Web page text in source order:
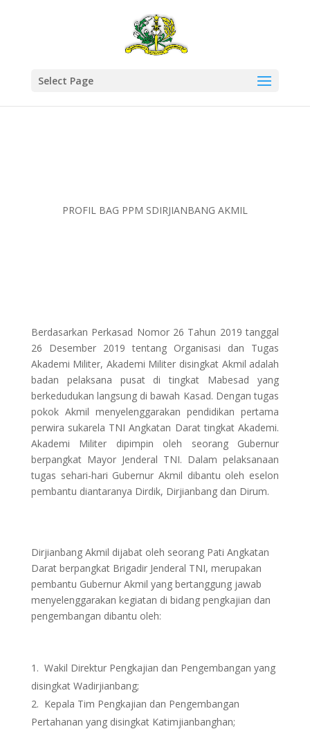
Select Page
PROFIL BAG PPM SDIRJIANBANG AKMIL
Berdasarkan Perkasad Nomor 26 Tahun 2019 tanggal
26 Desember 2019 tentang Organisasi dan Tugas
Akademi Militer, Akademi Militer disingkat Akmil adalah
badan pelaksana pusat di tingkat Mabesad yang
berkedudukan langsung di bawah Kasad. Dengan tugas
pokok Akmil menyelenggarakan pendidikan pertama
perwira sukarela TNI Angkatan Darat tingkat Akademi.
Akademi Militer dipimpin oleh seorang Gubernur
berpangkat Mayor Jenderal TNI. Dalam pelaksanaan
tugas sehari-hari Gubernur Akmil dibantu oleh eselon
pembantu diantaranya Dirdik, Dirjianbang dan Dirum.
Dirjianbang Akmil dijabat oleh seorang Pati Angkatan
Darat berpangkat Brigadir Jenderal TNI, merupakan
pembantu Gubernur Akmil yang bertanggung jawab
menyelenggarakan kegiatan di bidang pengkajian dan
pengembangan dibantu oleh:
Wakil Direktur Pengkajian dan Pengembangan yang
disingkat Wadirjianbang;
Kepala Tim Pengkajian dan Pengembangan
Pertahanan yang disingkat Katimjianbanghan;